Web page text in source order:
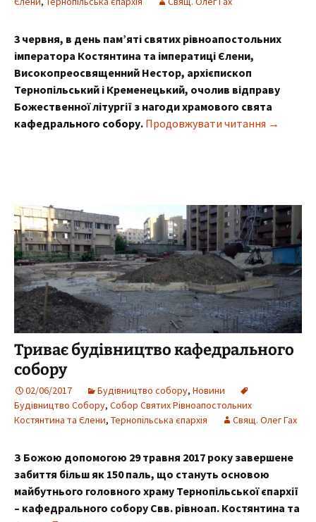
3 червня, в день пам’яті святих рівноапостольних
імператора Костянтина та імператиці Єлени,
Високопреосвященний Нестор, архієпископ
Тернопільський і Кременецький, очолив відправу
Божественної літургії з нагоди храмового свята
кафедрального собору. Продовжувати читання →
Триває будівництво кафедрального
собору
02/06/2017 Будівництво собору, Новини
Будівництво Собору, Собор Святих Рівноапостольних
Костянтина та Єлени, Тернопільська єпархія Свящ. Олег Гах
З Божою допомогою 29 травня 2017 року завершене
забиття більш як 150 паль, що стануть основою
майбутнього головного храму Тернопільської єпархії
– кафедрального собору Свв. рівноап. Костянтина та